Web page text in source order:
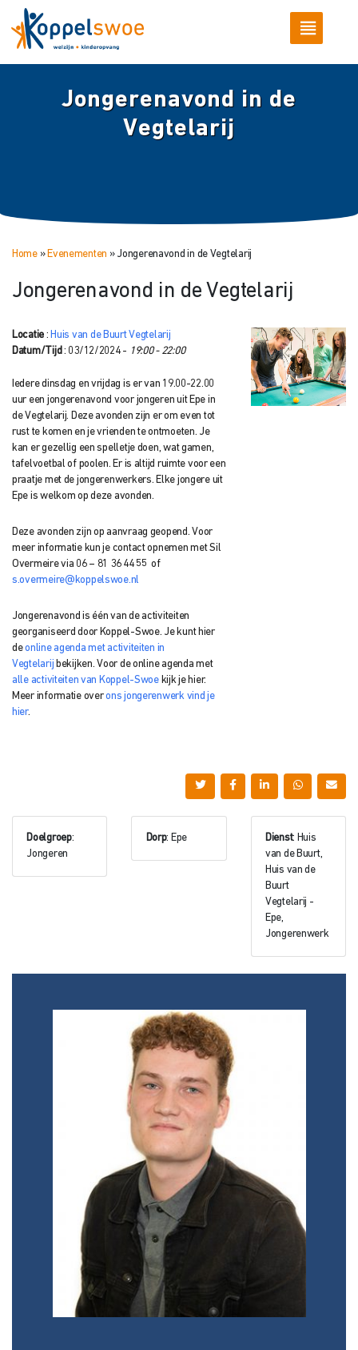
Jongerenavond in de
Vegtelarij
Home» Evenementen » Jongerenavond in de Vegtelarij
Jongerenavond in de Vegtelarij
Locatie : Huis van de Buurt Vegtelarij
Datum/Tijd : 03/12/2024 - 19:00 - 22:00
Iedere dinsdag en vrijdag is er van 19.00-22.00
uur een jongerenavond voor jongeren uit Epe in
de Vegtelarij. Deze avonden zijn er om even tot
rust te komen en je vrienden te ontmoeten. Je
kan er gezellig een spelletje doen, wat gamen,
tafelvoetbal of poolen. Er is altijd ruimte voor een
praatje met de jongerenwerkers. Elke jongere uit
Epe is welkom op deze avonden.
Deze avonden zijn op aanvraag geopend. Voor
meer informatie kun je contact opnemen met Sil
Overmeire via 06 – 81 36 44 55 of
s.overmeire@koppelswoe.nl
Jongerenavond is één van de activiteiten
georganiseerd door Koppel-Swoe. Je kunt hier
deonline agenda met activiteiten in
Vegtelarij bekijken. Voor de online agenda met
alle activiteiten van Koppel-Swoekijk je hier.
Meer informatie overons jongerenwerk vind je
hier.
Doelgroep:
Jongeren
Dorp: Epe Dienst: Huis
van de Buurt,
Huis van de
Buurt
Vegtelarij -
Epe,
Jongerenwerk